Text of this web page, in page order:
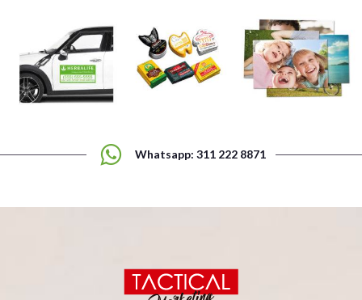
Whatsapp: 311 222 8871